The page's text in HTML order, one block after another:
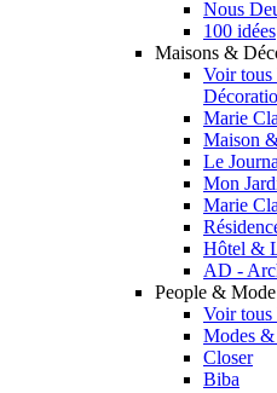
Nous
100 idées
Maisons &
Voir tous
Marie
Maison
Le
Mon
Marie
Hôtel &
AD -
People & Mode
Voir tous
Modes
Closer
Biba